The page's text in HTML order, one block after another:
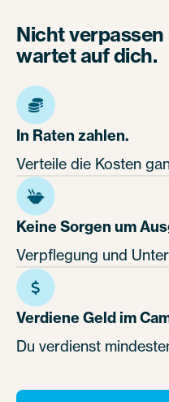
Nicht
wartet auf dich.
In Raten zahlen.
Verteile die Kosten
Keine Sorgen um
Verpflegung und
Verdiene Geld im
Du verdienst